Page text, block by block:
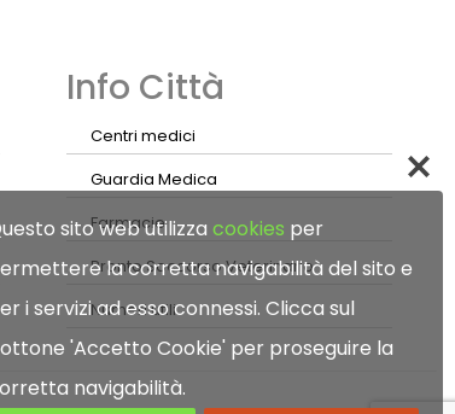
Info Città
Centri medici
Guardia Medica
Farmacie
Pronto Soccorso Veterinario
Numeri utili
sito web utilizza cookies per
la corretta navigabilità del sito e
i servizi ad esso connessi. Clicca sul
'Accetto Cookie' per proseguire la
navigabilità.